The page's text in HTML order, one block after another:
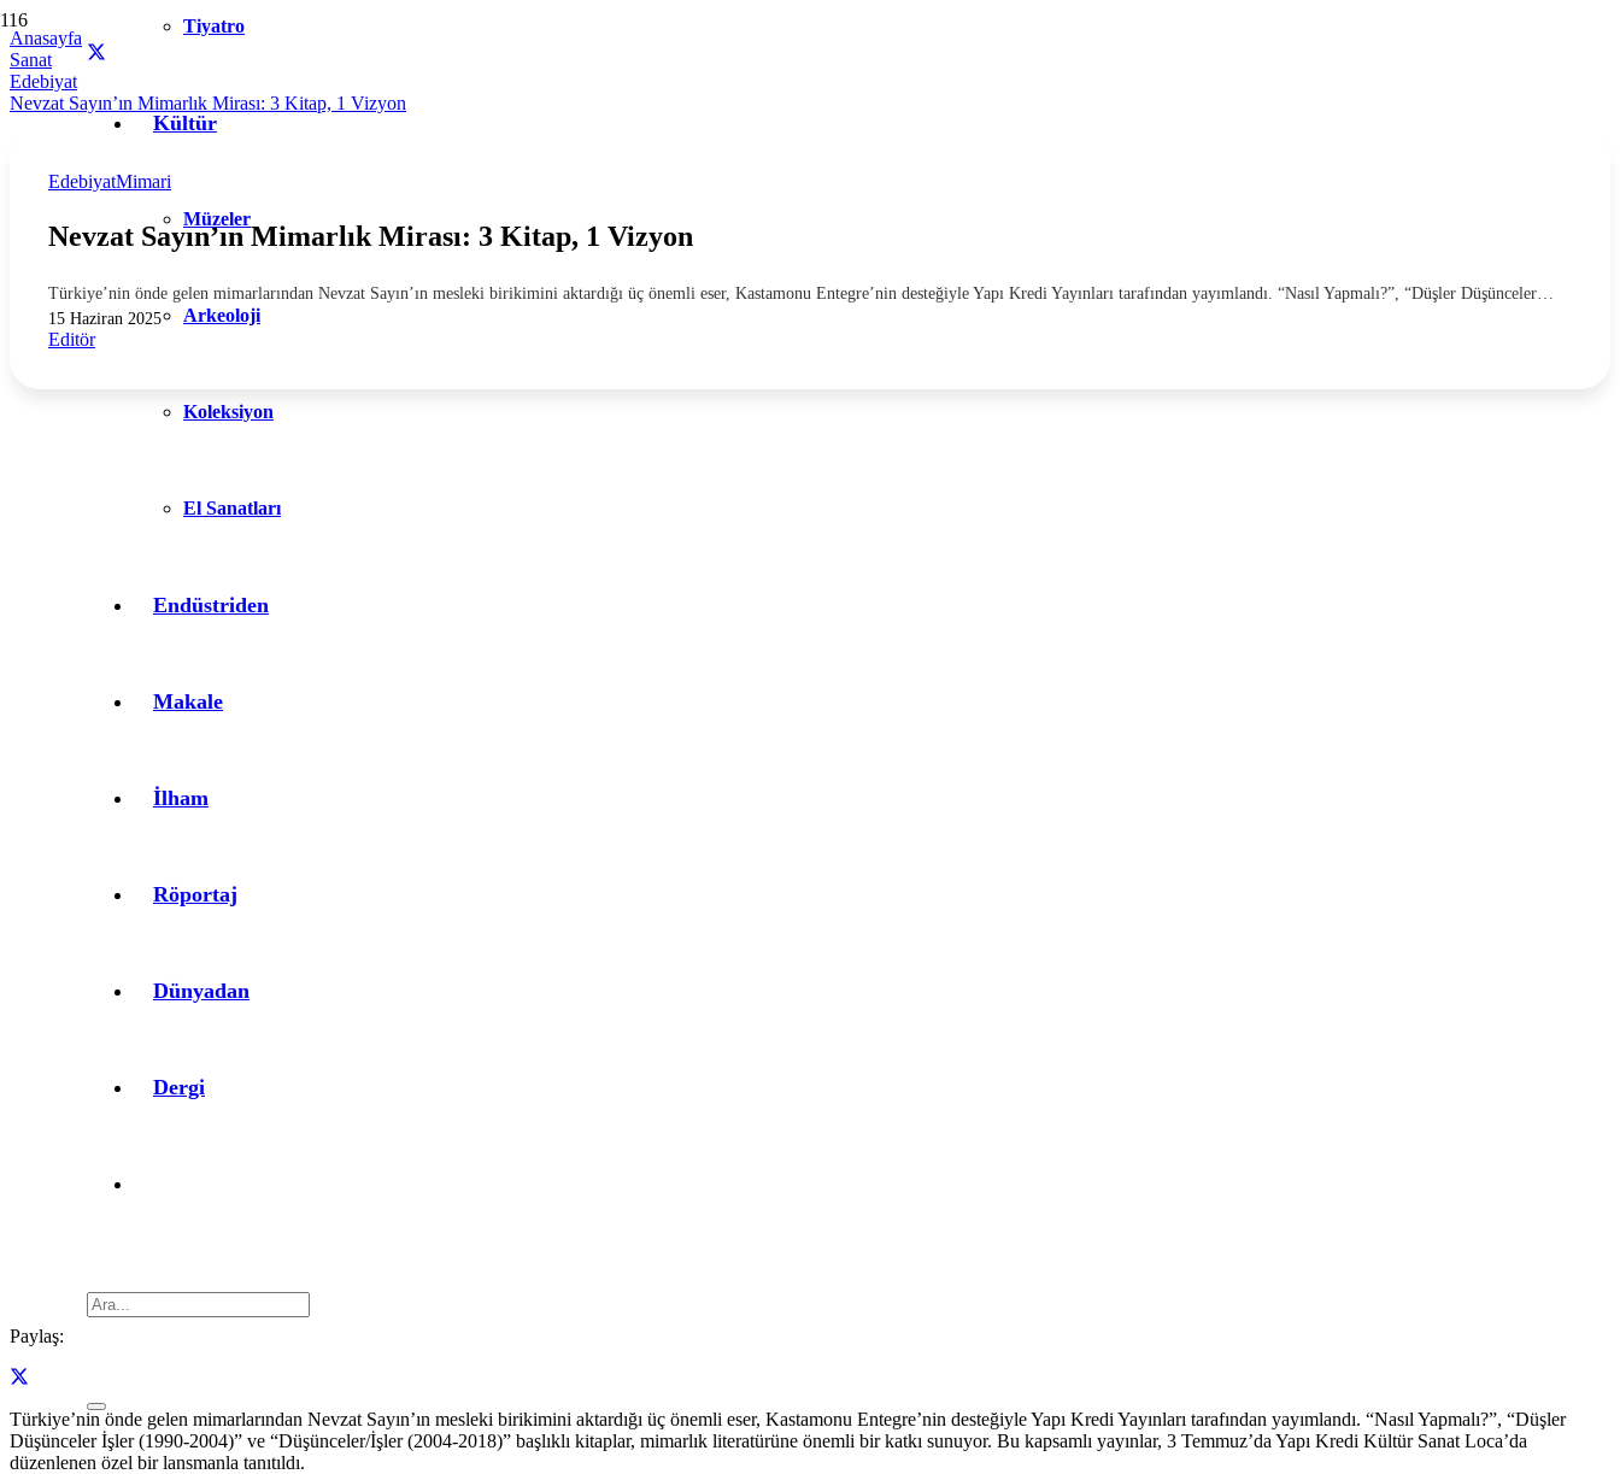
Tiyatro
Kültür
Müzeler
Arkeoloji
Koleksiyon
El Sanatları
Endüstriden
Makale
İlham
Röportaj
Dünyadan
Dergi
Anasayfa
Sanat
Edebiyat
Nevzat Sayın’ın Mimarlık Mirası: 3 Kitap, 1 Vizyon
EdebiyatMimari
Nevzat Sayın’ın Mimarlık Mirası: 3 Kitap, 1 Vizyon
Türkiye’nin önde gelen mimarlarından Nevzat Sayın’ın mesleki birikimini aktardığı üç önemli eser, Kastamonu Entegre’nin desteğiyle Yapı Kredi Yayınları tarafından yayımlandı. “Nasıl Yapmalı?”, “Düşler Düşünceler…
15 Haziran 2025
Editör
Paylaş:
Türkiye’nin önde gelen mimarlarından Nevzat Sayın’ın mesleki birikimini aktardığı üç önemli eser, Kastamonu Entegre’nin desteğiyle Yapı Kredi Yayınları tarafından yayımlandı. “Nasıl Yapmalı?”, “Düşler
Düşünceler İşler (1990-2004)” ve “Düşünceler/İşler (2004-2018)” başlıklı kitaplar, mimarlık literatürüne önemli bir katkı sunuyor. Bu kapsamlı yayınlar, 3 Temmuz’da Yapı Kredi Kültür Sanat Loca’da
düzenlenen özel bir lansmanla tanıtıldı.